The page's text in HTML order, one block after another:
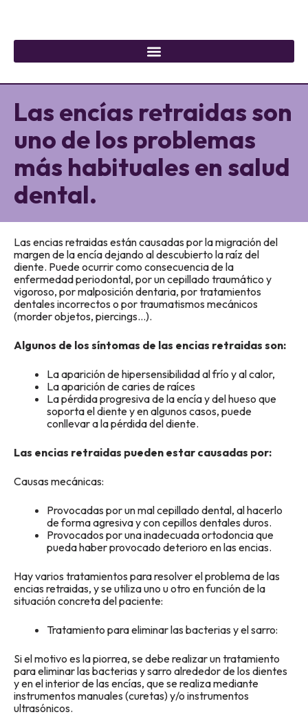
Las encías retraidas son
uno de los problemas
más habituales en salud
dental.
Las encias retraidas están causadas por la migración del
margen de la encía dejando al descubierto la raíz del
diente. Puede ocurrir como consecuencia de la
enfermedad periodontal, por un cepillado traumático y
vigoroso, por malposición dentaria, por tratamientos
dentales incorrectos o por traumatismos mecánicos
(morder objetos, piercings…).
Algunos de los síntomas de las encias retraidas son:
La aparición de hipersensibilidad al frío y al calor,
La aparición de caries de raíces
La pérdida progresiva de la encía y del hueso que
soporta el diente y en algunos casos, puede
conllevar a la pérdida del diente.
Las encias retraidas pueden estar causadas por:
Causas mecánicas:
Provocadas por un mal cepillado dental, al hacerlo
de forma agresiva y con cepillos dentales duros.
Provocados por una inadecuada ortodoncia que
pueda haber provocado deterioro en las encias.
Hay varios tratamientos para resolver el problema de las
encias retraidas, y se utiliza uno u otro en función de la
situación concreta del paciente:
Tratamiento para eliminar las bacterias y el sarro:
Si el motivo es la piorrea, se debe realizar un tratamiento
para eliminar las bacterias y sarro alrededor de los dientes
y en el interior de las encías, que se realiza mediante
instrumentos manuales (curetas) y/o instrumentos
ultrasónicos.